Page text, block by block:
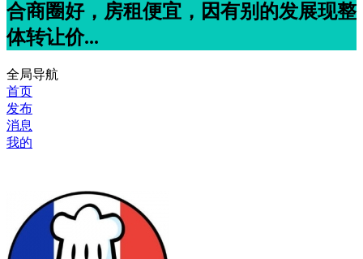
合商圈好，房租便宜，因有别的发展现整
体转让价...
全局导航
首页
发布
消息
我的